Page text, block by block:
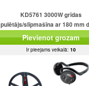
KD5761 3000W grīdas
pulētājs/slīpmašīna ar 180 mm
Pievienot grozam
Ir pieejams veikalā: 10